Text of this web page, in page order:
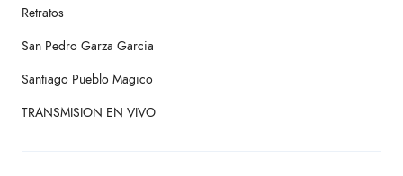
Retratos
San Pedro Garza Garcia
Santiago Pueblo Magico
TRANSMISION EN VIVO